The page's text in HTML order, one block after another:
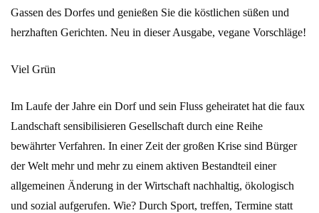
Gassen des Dorfes und genießen Sie die köstlichen süßen und
herzhaften Gerichten. Neu in dieser Ausgabe, vegane Vorschläge!
Viel Grün
Im Laufe der Jahre ein Dorf und sein Fluss geheiratet hat die faux
Landschaft sensibilisieren Gesellschaft durch eine Reihe
bewährter Verfahren. In einer Zeit der großen Krise sind Bürger
der Welt mehr und mehr zu einem aktiven Bestandteil einer
allgemeinen Änderung in der Wirtschaft nachhaltig, ökologisch
und sozial aufgerufen. Wie? Durch Sport, treffen, Termine statt